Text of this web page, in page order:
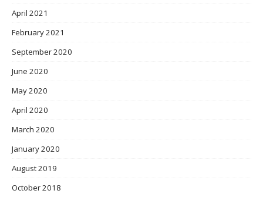
April 2021
February 2021
September 2020
June 2020
May 2020
April 2020
March 2020
January 2020
August 2019
October 2018